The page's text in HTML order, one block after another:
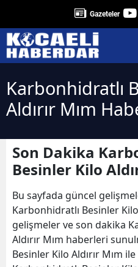
Gazeteler
Karbonhidratlı
Aldırır Mım
Son Dakika
Besinler Kilo
Bu sayfada güncel
Karbonhidratlı Besinler
gelişmeler ve son dakika
Aldırır Mım haberleri
Besinler Kilo Aldırır Mım